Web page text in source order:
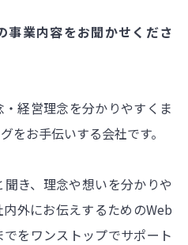
事業内容をお聞かせくださ
経営理念を分かりやすくま
をお手伝いする会社です。
き、理念や想いを分かりや
外にお伝えするためのWeb
をワンストップでサポート